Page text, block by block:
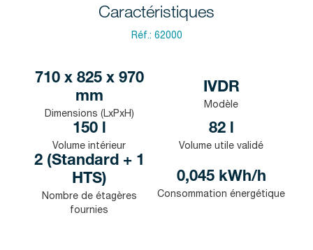
Caractéristiques
Réf.: 62000
710 x 825 x 970
mm
Dimensions (LxPxH)
IVDR
Modèle
150 l
Volume intérieur
82 l
Volume utile validé
2 (Standard + 1
HTS)
Nombre de étagères
fournies
0,045 kWh/h
Consommation énergétique